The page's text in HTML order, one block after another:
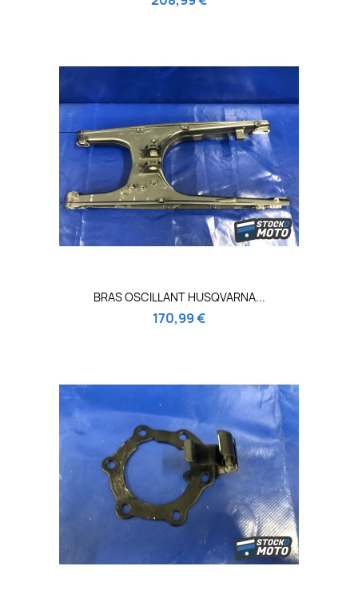
BRAS OSCILLANT HUSQVARNA...
170,99 €